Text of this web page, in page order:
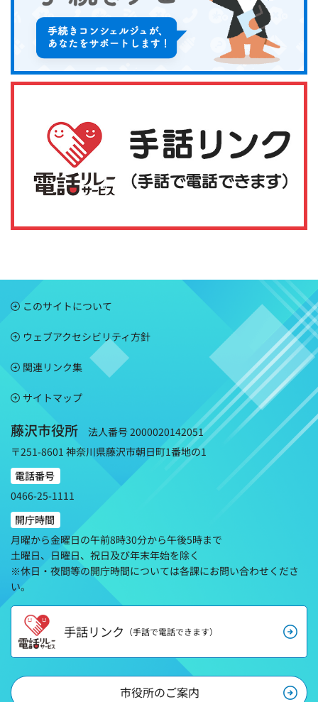
このサイトについて
ウェブアクセシビリティ方針
関連リンク集
サイトマップ
藤沢市役所
法人番号 2000020142051
〒251-8601 神奈川県藤沢市朝日町1番地の1
電話番号
0466-25-1111
開庁時間
月曜から金曜日の午前8時30分から午後5時まで
土曜日、日曜日、祝日及び年末年始を除く
※休日・夜間等の開庁時間については各課にお問い合わせくださ
い。
手話リンク （手話で電話できます）
市役所のご案内